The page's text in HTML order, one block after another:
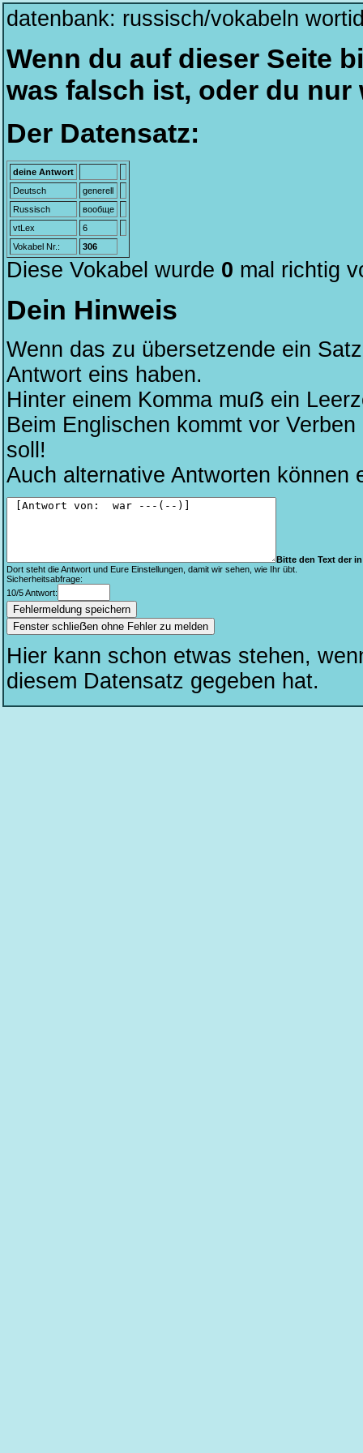
datenbank: russisch/vokabeln
Wenn du auf dieser Seite
was falsch ist, oder du nur
Der Datensatz:
deine Antwort
Deutsch
generell
Russisch
вообще
vtLex
6
Vokabel Nr.:
306
Diese Vokabel wurde 0 mal richtig
Dein Hinweis
Wenn das zu übersetzende ein
Antwort eins haben.
Hinter einem Komma muẞ ein
Beim Englischen kommt vor
soll!
Auch alternative Antworten können
Bitte den Text der
Dort steht die Antwort und Eure Einstellungen, damit wir sehen, wie Ihr übt.
Sicherheitsabfrage:
10/5 Antwort:
Fenster schlieẞen ohne Fehler zu melden
Hier kann schon etwas stehen,
diesem Datensatz gegeben hat.